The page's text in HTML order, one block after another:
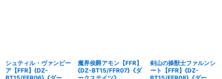
シュティル・ヴァンピー
ア【FFR】{DZ-
魔界侯爵アモン【FFR】
{DZ-BT15/FFR07}《ダ
剣山の操獣士ファルンシ
ート【FFR】{DZ-